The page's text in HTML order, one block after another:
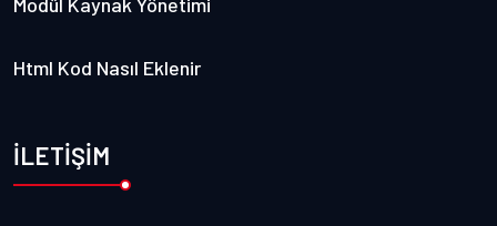
Html Kod Nasıl Eklenir
İLETİŞİM